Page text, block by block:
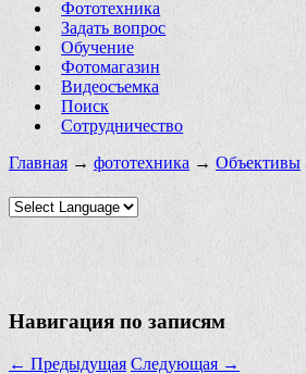
Фототехника
Задать вопрос
Обучение
Фотомагазин
Видеосъемка
Поиск
Сотрудничество
Главная → фототехника → Объективы
Навигация по записям
← Предыдущая Следующая →